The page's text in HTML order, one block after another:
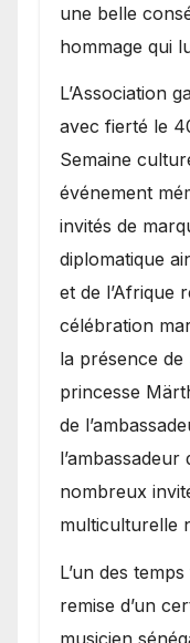
une belle
hommage qui
​L’Association
avec fierté le
Semaine
événement
invités de
diplomatique
et de l’Afrique
célébration
la présence
princesse
de
nombreux
multiculturelle
​L’un des
remise d’un